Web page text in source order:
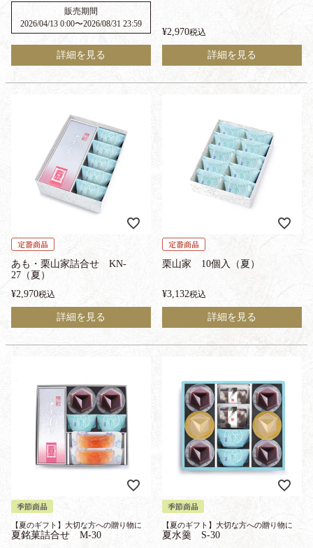
販売期間
2026/04/13 0:00〜2026/08/31 23:59
詳細を見る
¥2,970税込
詳細を見る
定番商品
あも・栗山家詰合せ KN-
27（夏）
¥2,970税込
詳細を見る
定番商品
栗山家 10個入（夏）
¥3,132税込
詳細を見る
季節商品
【夏のギフト】大切な方への贈り物に
夏銘菓詰合せ M-30
季節商品
【夏のギフト】大切な方への贈り物に
夏水羹 S-30